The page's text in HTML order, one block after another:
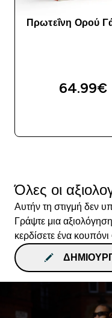
Πρωτεΐνη Ορού
64.99€‎
Όλες οι
Αυτήν τη στιγμή δεν
Γράψτε μια
κερδίσετε ένα κουπόνι